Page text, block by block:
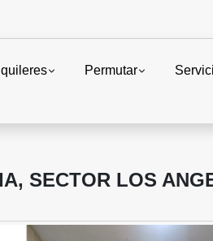
Permutar
SECTOR LOS